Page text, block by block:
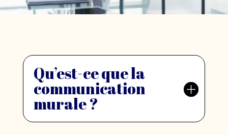
Qu’est-ce que la
communication
murale ?